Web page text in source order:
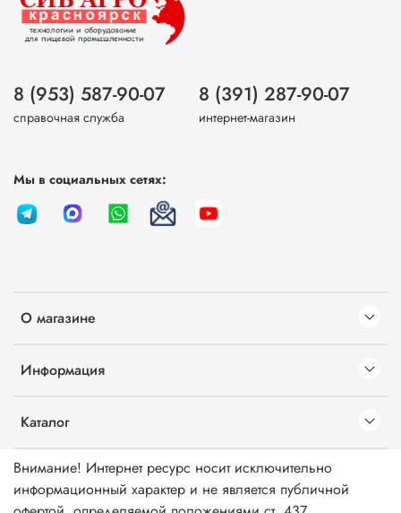
О магазине
Информация
Каталог
8 (953) 587-90-07
справочная служба
8 (391) 287-90-07
интернет-магазин
Мы в социальных сетях:
Внимание! Интернет ресурс носит исключительно
информационный характер и не является публичной